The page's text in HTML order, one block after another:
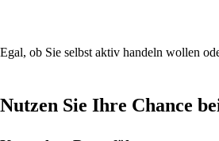
Egal, ob Sie selbst aktiv handeln wollen
Nutzen Sie Ihre Chance